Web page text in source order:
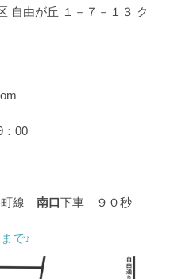
自由が丘 １－７－１３ ク
：00
町線 南口下車 ９０秒
で♪